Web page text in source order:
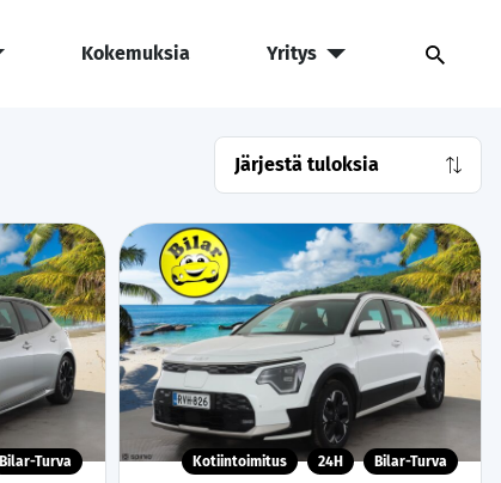
Kokemuksia Yritys
Bilar-Turva Kotiintoimitus 24H Bilar-Turva